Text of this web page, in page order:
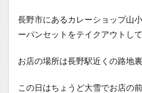
長野市にあるカレーショップ山
ーパンセットをテイクアウトし
お店の場所は長野駅近くの路地裏
この日はちょうど大雪でお店の